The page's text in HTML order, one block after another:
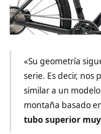
«Su geometría
serie. Es decir, nos
similar a un
montaña basado
tubo superior